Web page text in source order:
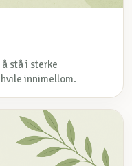
stå i sterke
innimellom.